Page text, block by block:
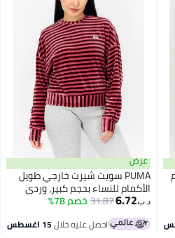
عرض
PUMA سويت شيرت خارجي طويل
الأكمام للنساء بحجم كبير، وردي
6.72
31.87خصم 78%
احصل عليه خلال15 اغسطس